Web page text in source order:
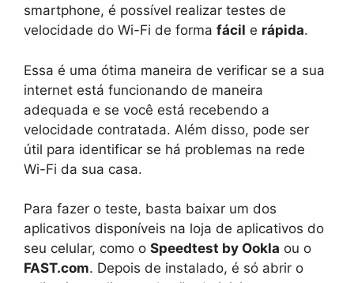
smartphone, é possível realizar testes de
velocidade do Wi-Fi de forma fácil e rápida.
Essa é uma ótima maneira de verificar se a sua
internet está funcionando de maneira
adequada e se você está recebendo a
velocidade contratada. Além disso, pode ser
útil para identificar se há problemas na rede
Wi-Fi da sua casa.
Para fazer o teste, basta baixar um dos
aplicativos disponíveis na loja de aplicativos do
seu celular, como o Speedtest by Ookla ou o
FAST.com. Depois de instalado, é só abrir o